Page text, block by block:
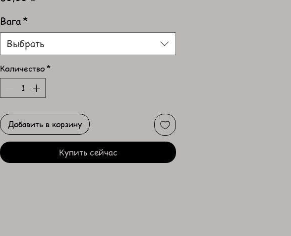
Вага*
Выбрать
Количество*
Добавить в корзину
Купить сейчас